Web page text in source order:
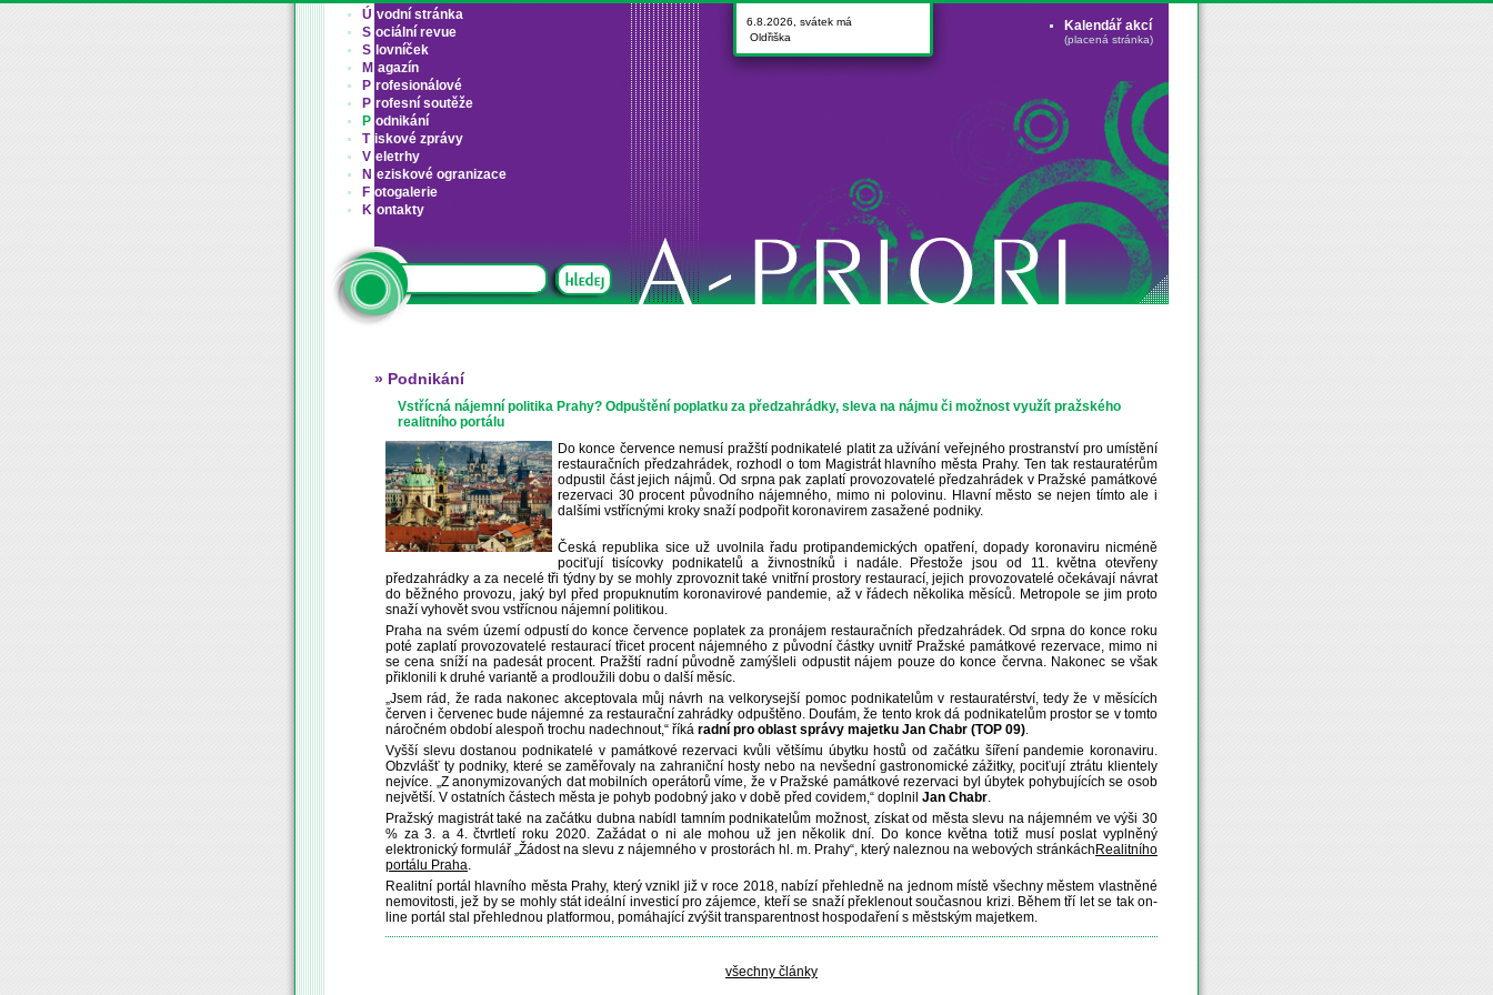
Kalendář akcí
(placená stránka)
Ú vodní stránka
S ociální revue
S lovníček
M agazín
P rofesionálové
P rofesní soutěže
P odnikání
T iskové zprávy
V eletrhy
N eziskové ogranizace
F otogalerie
K ontakty
6.8.2026, svátek má
Oldřiška
» Podnikání
Vstřícná nájemní politika Prahy? Odpuštění poplatku za předzahrádky, sleva na nájmu či možnost využít pražského
realitního portálu
Do konce července nemusí pražští podnikatelé platit za užívání veřejného prostranství pro umístění
restauračních předzahrádek, rozhodl o tom Magistrát hlavního města Prahy. Ten tak restauratérům
odpustil část jejich nájmů. Od srpna pak zaplatí provozovatelé předzahrádek v Pražské památkové
rezervaci 30 procent původního nájemného, mimo ni polovinu. Hlavní město se nejen tímto ale i
dalšími vstřícnými kroky snaží podpořit koronavirem zasažené podniky.
Česká republika sice už uvolnila řadu protipandemických opatření, dopady koronaviru nicméně
pociťují tisícovky podnikatelů a živnostníků i nadále. Přestože jsou od 11. května otevřeny
předzahrádky a za necelé tři týdny by se mohly zprovoznit také vnitřní prostory restaurací, jejich provozovatelé očekávají návrat
do běžného provozu, jaký byl před propuknutím koronavirové pandemie, až v řádech několika měsíců. Metropole se jim proto
snaží vyhovět svou vstřícnou nájemní politikou.
Praha na svém území odpustí do konce července poplatek za pronájem restauračních předzahrádek. Od srpna do konce roku
poté zaplatí provozovatelé restaurací třicet procent nájemného z původní částky uvnitř Pražské památkové rezervace, mimo ni
se cena sníží na padesát procent. Pražští radní původně zamýšleli odpustit nájem pouze do konce června. Nakonec se však
přiklonili k druhé variantě a prodloužili dobu o další měsíc.
„Jsem rád, že rada nakonec akceptovala můj návrh na velkorysejší pomoc podnikatelům v restauratérství, tedy že v měsících
červen i červenec bude nájemné za restaurační zahrádky odpuštěno. Doufám, že tento krok dá podnikatelům prostor se v tomto
náročném období alespoň trochu nadechnout,“ říká radní pro oblast správy majetku Jan Chabr (TOP 09).
Vyšší slevu dostanou podnikatelé v památkové rezervaci kvůli většímu úbytku hostů od začátku šíření pandemie koronaviru.
Obzvlášť ty podniky, které se zaměřovaly na zahraniční hosty nebo na nevšední gastronomické zážitky, pociťují ztrátu klientely
nejvíce. „Z anonymizovaných dat mobilních operátorů víme, že v Pražské památkové rezervaci byl úbytek pohybujících se osob
největší. V ostatních částech města je pohyb podobný jako v době před covidem,“ doplnil Jan Chabr.
Pražský magistrát také na začátku dubna nabídl tamním podnikatelům možnost, získat od města slevu na nájemném ve výši 30
% za 3. a 4. čtvrtletí roku 2020. Zažádat o ni ale mohou už jen několik dní. Do konce května totiž musí poslat vyplněný
elektronický formulář „Žádost na slevu z nájemného v prostorách hl. m. Prahy“, který naleznou na webových stránkách Realitního
portálu Praha.
Realitní portál hlavního města Prahy, který vznikl již v roce 2018, nabízí přehledně na jednom místě všechny městem vlastněné
nemovitosti, jež by se mohly stát ideální investicí pro zájemce, kteří se snaží překlenout současnou krizi. Během tří let se tak on-
line portál stal přehlednou platformou, pomáhající zvýšit transparentnost hospodaření s městským majetkem.
všechny články